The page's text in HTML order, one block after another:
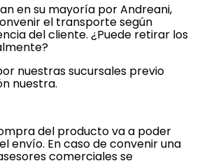
en su mayoría por Andreani,
el transporte según
del cliente. ¿Puede retirar los
nuestras sucursales previo
nuestra.
del producto va a poder
envío. En caso de convenir una
comerciales se